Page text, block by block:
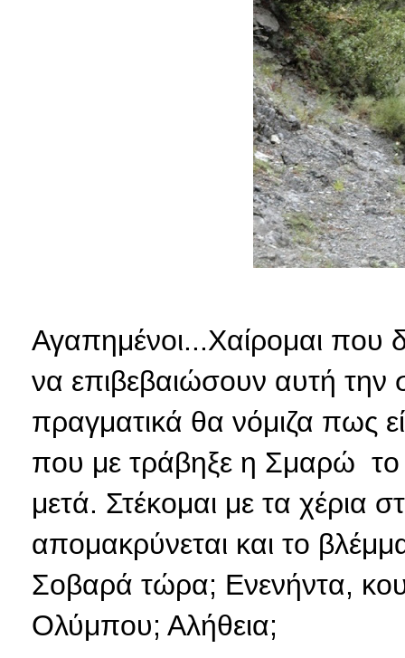
Αγαπημένοι...Χαίρομαι που
να επιβεβαιώσουν αυτή την
πραγματικά θα νόμιζα πως
που με τράβηξε η Σμαρώ το
μετά. Στέκομαι με τα χέρια
απομακρύνεται και το
Σοβαρά τώρα; Ενενήντα,
Ολύμπου; Αλήθεια;